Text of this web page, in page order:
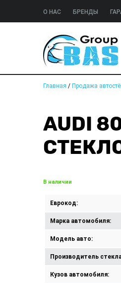
О НАС БРЕНДЫ
Главная / Продажа
AUDI
В наличии
Еврокод:
Марка автомобиля:
Модель авто:
Производитель
Кузов автомобиля: